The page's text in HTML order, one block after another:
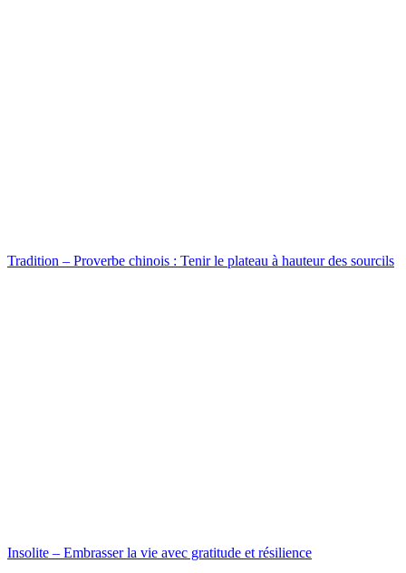
Tradition – Proverbe chinois : Tenir le plateau à hauteur des sourcils
Insolite – Embrasser la vie avec gratitude et résilience